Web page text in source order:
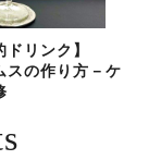
ドリンク】
スの作り方－ケ